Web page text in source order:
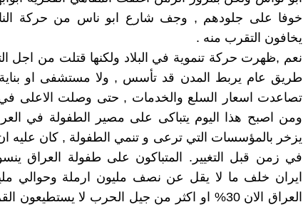
خوفا على جلودهم , وجف شارع ابو ناس من حركة
يخافون التقرب منه .
نعم ,ظهرت حركة تنموية في البلاد ولكنها قتلت من اجل
طريق عام يربط المدن قد تأسس , ولا مستشفى او
تصاعدت اسعار السلع والخدمات , حتى وصلت الاعلى
ومن اصبح هذا اليوم يتباكى على مصير الطفولة في
يزخر بالمؤسسات التي ترعى و تنمي الطفولة , كان عليه
في زمن قبل التغيير. المتباكون على طفولة العراق
ايران خلف ما لا يقل عن نصف مليون ارملة وحوالي
العراق الان 30% او اكثر من جيل الحرب لا يستطيعون